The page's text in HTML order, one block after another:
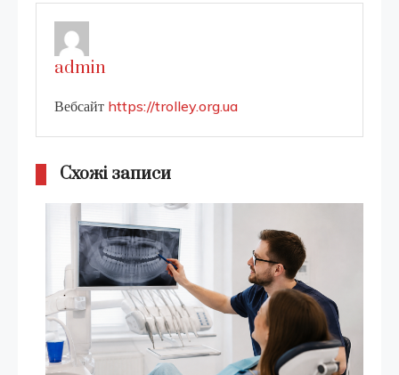
admin
Вебсайт https://trolley.org.ua
Схожі записи